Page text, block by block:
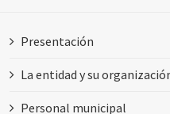
Presentación
La entidad y su
Personal municipal